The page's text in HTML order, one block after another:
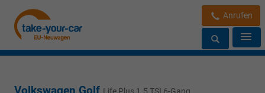
Anrufen
Volkswagen Golf Life Plus 1.5 TSI 6-Gang